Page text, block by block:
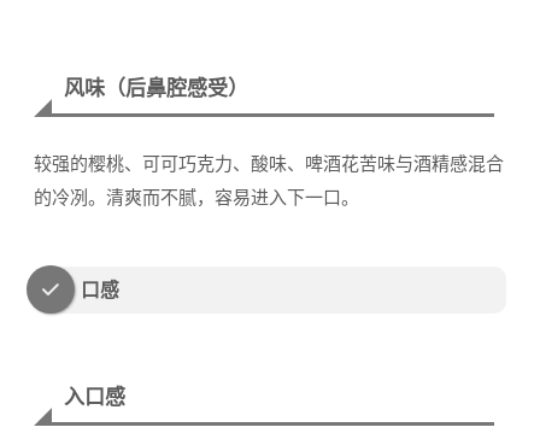
风味（后鼻腔感受）
较强的樱桃、可可巧克力、酸味、啤酒花苦味与酒精感混合
的冷冽。清爽而不腻，容易进入下一口。
口感
入口感